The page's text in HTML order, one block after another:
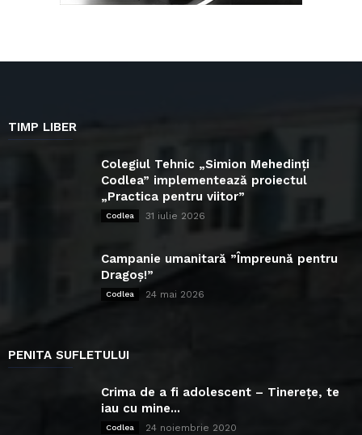
TIMP LIBER
Colegiul Tehnic „Simion Mehedinți
Codlea” implementează proiectul
„Practica pentru viitor”
Codlea 31 iulie 2026
Campanie umanitară ”Împreună pentru
Dragoș!”
Codlea 24 mai 2026
PENITA SUFLETULUI
Crima de a fi adolescent – Tinerețe, te
iau cu mine...
Codlea 24 noiembrie 2020